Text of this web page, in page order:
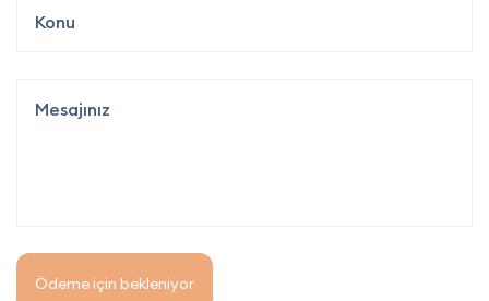
Ödeme için bekleniyor